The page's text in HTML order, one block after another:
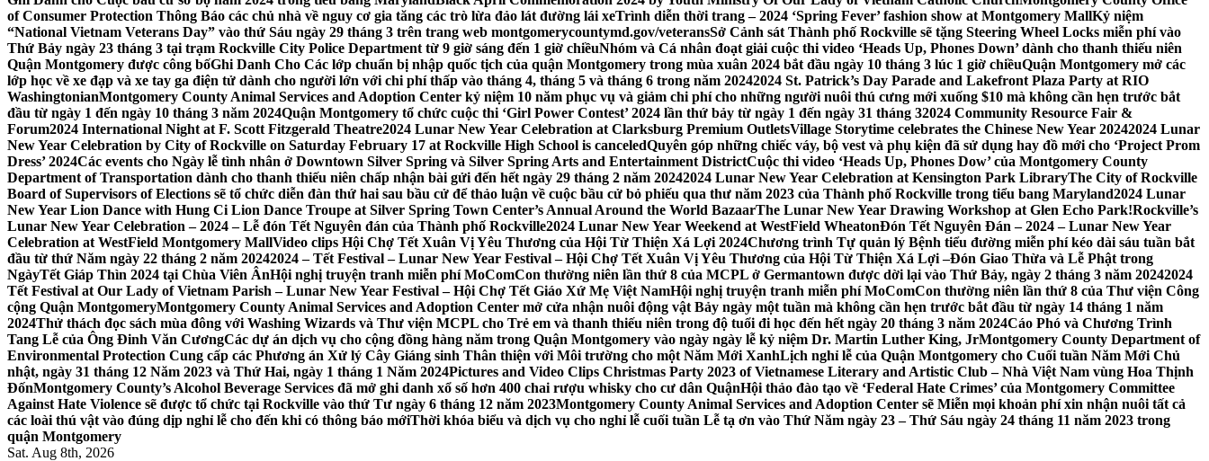
of Consumer Protection Thông Báo các chủ nhà về nguy cơ gia tăng các trò lừa đảo lát đường lái xeTrình diễn thời trang – 2024 ‘Spring Fever’ fashion show at Montgomery MallKỷ niệm
“National Vietnam Veterans Day” vào thứ Sáu ngày 29 tháng 3 trên trang web montgomerycountymd.gov/veteransSở Cảnh sát Thành phố Rockville sẽ tặng Steering Wheel Locks miễn phí vào
Thứ Bảy ngày 23 tháng 3 tại trạm Rockville City Police Department từ 9 giờ sáng đến 1 giờ chiềuNhóm và Cá nhân đoạt giải cuộc thi video ‘Heads Up, Phones Down’ dành cho thanh thiếu niên
Quận Montgomery được công bốGhi Danh Cho Các lớp chuẩn bị nhập quốc tịch của quận Montgomery trong mùa xuân 2024 bắt đầu ngày 10 tháng 3 lúc 1 giờ chiềuQuận Montgomery mở các
lớp học về xe đạp và xe tay ga điện tử dành cho người lớn với chi phí thấp vào tháng 4, tháng 5 và tháng 6 trong năm 20242024 St. Patrick’s Day Parade and Lakefront Plaza Party at RIO
WashingtonianMontgomery County Animal Services and Adoption Center kỷ niệm 10 năm phục vụ và giảm chi phí cho những người nuôi thú cưng mới xuống $10 mà không cần hẹn trước bắt
đầu từ ngày 1 đến ngày 10 tháng 3 năm 2024Quận Montgomery tổ chức cuộc thi ‘Girl Power Contest’ 2024 lần thứ bảy từ ngày 1 đến ngày 31 tháng 32024 Community Resource Fair &
Forum2024 International Night at F. Scott Fitzgerald Theatre2024 Lunar New Year Celebration at Clarksburg Premium OutletsVillage Storytime celebrates the Chinese New Year 20242024 Lunar
New Year Celebration by City of Rockville on Saturday February 17 at Rockville High School is canceledQuyên góp những chiếc váy, bộ vest và phụ kiện đã sử dụng hay đồ mới cho ‘Project Prom
Dress’ 2024Các events cho Ngày lễ tình nhân ở Downtown Silver Spring và Silver Spring Arts and Entertainment DistrictCuộc thi video ‘Heads Up, Phones Dow’ của Montgomery County
Department of Transportation dành cho thanh thiếu niên chấp nhận bài gửi đến hết ngày 29 tháng 2 năm 20242024 Lunar New Year Celebration at Kensington Park LibraryThe City of Rockville
Board of Supervisors of Elections sẽ tổ chức diễn đàn thứ hai sau bầu cử để thảo luận về cuộc bầu cử bỏ phiếu qua thư năm 2023 của Thành phố Rockville trong tiểu bang Maryland2024 Lunar
New Year Lion Dance with Hung Ci Lion Dance Troupe at Silver Spring Town Center’s Annual Around the World BazaarThe Lunar New Year Drawing Workshop at Glen Echo Park!Rockville’s
Lunar New Year Celebration – 2024 – Lễ đón Tết Nguyên đán của Thành phố Rockville2024 Lunar New Year Weekend at WestField WheatonĐón Tết Nguyên Đán – 2024 – Lunar New Year
Celebration at WestField Montgomery MallVideo clips Hội Chợ Tết Xuân Vị Yêu Thương của Hội Từ Thiện Xá Lợi 2024Chương trình Tự quản lý Bệnh tiểu đường miễn phí kéo dài sáu tuần bắt
đầu từ thứ Năm ngày 22 tháng 2 năm 20242024 – Tết Festival – Lunar New Year Festival – Hội Chợ Tết Xuân Vị Yêu Thương của Hội Từ Thiện Xá Lợi –Đón Giao Thừa và Lễ Phật trong
NgàyTết Giáp Thìn 2024 tại Chùa Viên ÂnHội nghị truyện tranh miễn phí MoComCon thường niên lần thứ 8 của MCPL ở Germantown được dời lại vào Thứ Bảy, ngày 2 tháng 3 năm 20242024
Tết Festival at Our Lady of Vietnam Parish – Lunar New Year Festival – Hội Chợ Tết Giáo Xứ Mẹ Việt NamHội nghị truyện tranh miễn phí MoComCon thường niên lần thứ 8 của Thư viện Công
cộng Quận MontgomeryMontgomery County Animal Services and Adoption Center mở cửa nhận nuôi động vật Bảy ngày một tuần mà không cần hẹn trước bắt đầu từ ngày 14 tháng 1 năm
2024Thử thách đọc sách mùa đông với Washing Wizards và Thư viện MCPL cho Trẻ em và thanh thiếu niên trong độ tuổi đi học đến hết ngày 20 tháng 3 năm 2024Cáo Phó và Chương Trình
Tang Lễ của Ông Đinh Văn CươngCác dự án dịch vụ cho cộng đồng hàng năm trong Quận Montgomery vào ngày ngày lễ kỷ niệm Dr. Martin Luther King, JrMontgomery County Department of
Environmental Protection Cung cấp các Phương án Xử lý Cây Giáng sinh Thân thiện với Môi trường cho một Năm Mới XanhLịch nghỉ lễ của Quận Montgomery cho Cuối tuần Năm Mới Chủ
nhật, ngày 31 tháng 12 Năm 2023 và Thứ Hai, ngày 1 tháng 1 Năm 2024Pictures and Video Clips Christmas Party 2023 of Vietnamese Literary and Artistic Club – Nhà Việt Nam vùng Hoa Thịnh
ĐốnMontgomery County’s Alcohol Beverage Services đã mở ghi danh xổ số hơn 400 chai rượu whisky cho cư dân QuậnHội thảo đào tạo về ‘Federal Hate Crimes’ của Montgomery Committee
Against Hate Violence sẽ được tổ chức tại Rockville vào thứ Tư ngày 6 tháng 12 năm 2023Montgomery County Animal Services and Adoption Center sẽ Miễn mọi khoản phí xin nhận nuôi tất cả
các loài thú vật vào đúng dịp nghỉ lễ cho đến khi có thông báo mớiThời khóa biểu và dịch vụ cho nghỉ lễ cuối tuần Lễ tạ ơn vào Thứ Năm ngày 23 – Thứ Sáu ngày 24 tháng 11 năm 2023 trong
quận Montgomery
Sat. Aug 8th, 2026